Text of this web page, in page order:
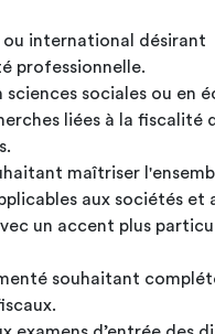
international désirant
professionnelle.
sociales ou en
liées à la fiscalité
maîtriser
aux sociétés et
un accent plus
souhaitant